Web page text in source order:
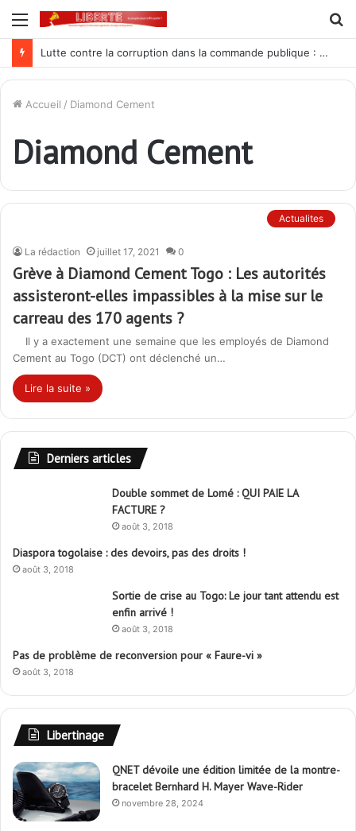
Menu
Lutte contre la corruption dans la commande publique : Qu’est-ce qui explique le silence du parquet général sur les dossiers de l’ARCOP?
Accueil / Diamond Cement
Diamond Cement
Actualites
La rédaction juillet 17, 2021 0
Grève à Diamond Cement Togo : Les autorités
assisteront-elles impassibles à la mise sur le
carreau des 170 agents ?
Il y a exactement une semaine que les employés de Diamond
Cement au Togo (DCT) ont déclenché un…
Lire la suite »
Derniers articles
Double sommet de Lomé : QUI PAIE LA
FACTURE ?
août 3, 2018
Diaspora togolaise : des devoirs, pas des droits !
août 3, 2018
Sortie de crise au Togo: Le jour tant attendu est
enfin arrivé !
août 3, 2018
Pas de problème de reconversion pour « Faure-vi »
août 3, 2018
Libertinage
QNET dévoile une édition limitée de la montre-
bracelet Bernhard H. Mayer Wave-Rider
novembre 28, 2024